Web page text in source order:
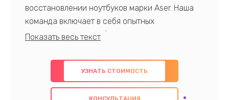
восстановлении ноутбуков марки Aser. Наша
команда включает в себя опытных
профессионалов с обширными знаниями и
предлагаем быстрый и качественный ремонт с
использованием оригинальных компонентов, а
также гарантируем качество всех
УЗНАТЬ СТОИМОСТЬ
КОНСУЛЬТАЦИЯ